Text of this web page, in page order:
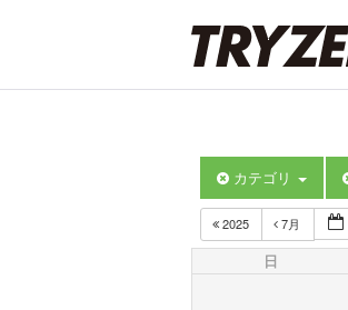
カテゴリ
2025 7月
日